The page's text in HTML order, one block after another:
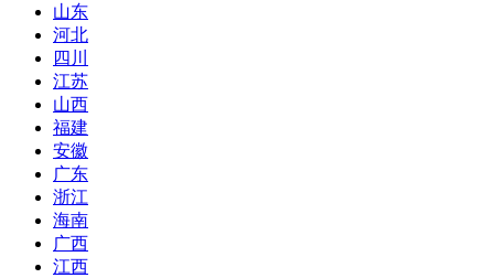
山东
河北
四川
江苏
山西
福建
安徽
广东
浙江
海南
广西
江西